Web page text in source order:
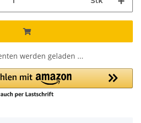
werden geladen ...